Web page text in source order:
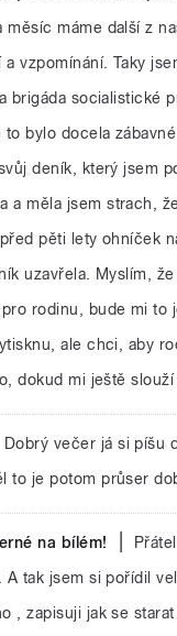
měsíc máme další z
a vzpomínání. Taky
brigáda socialistické
to bylo docela
deník, který jsem
a měla jsem strach,
pěti lety ohníček
uzavřela. Myslím,
rodinu, bude mi to
ale chci, aby
dokud mi ještě
Dobrý večer já si píšu
to je potom průser
na bílém!
A tak jsem si pořídil
, zapisuji jak se